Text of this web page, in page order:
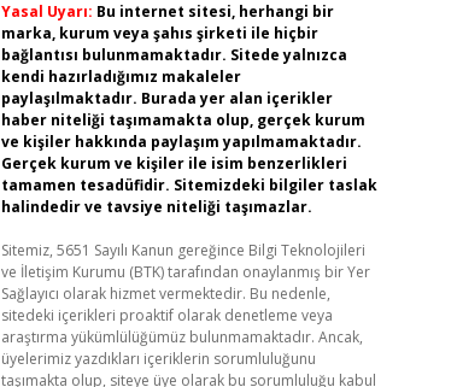
Yasal Uyarı: Bu internet sitesi, herhangi bir
marka, kurum veya şahıs şirketi ile hiçbir
bağlantısı bulunmamaktadır. Sitede yalnızca
kendi hazırladığımız makaleler
paylaşılmaktadır. Burada yer alan içerikler
haber niteliği taşımamakta olup, gerçek kurum
ve kişiler hakkında paylaşım yapılmamaktadır.
Gerçek kurum ve kişiler ile isim benzerlikleri
tamamen tesadüfidir. Sitemizdeki bilgiler taslak
halindedir ve tavsiye niteliği taşımazlar.
Sitemiz, 5651 Sayılı Kanun gereğince Bilgi Teknolojileri
ve İletişim Kurumu (BTK) tarafından onaylanmış bir Yer
Sağlayıcı olarak hizmet vermektedir. Bu nedenle,
sitedeki içerikleri proaktif olarak denetleme veya
araştırma yükümlülüğümüz bulunmamaktadır. Ancak,
üyelerimiz yazdıkları içeriklerin sorumluluğunu
taşımakta olup, siteye üye olarak bu sorumluluğu kabul